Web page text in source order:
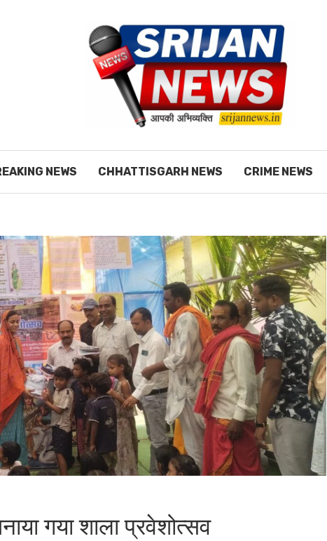
NEWS CHHATTISGARH NEWS CRIME NEWS
गया शाला प्रवेशोत्सव